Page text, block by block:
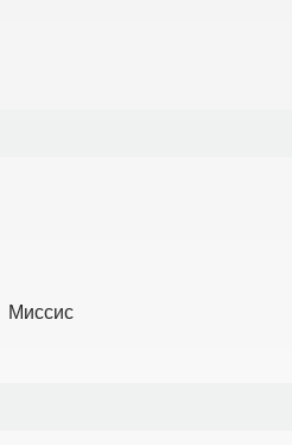
Миссис